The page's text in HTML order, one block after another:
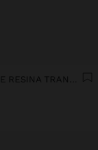
AROS CON FLOR DE RESINA TRANSPARENTE